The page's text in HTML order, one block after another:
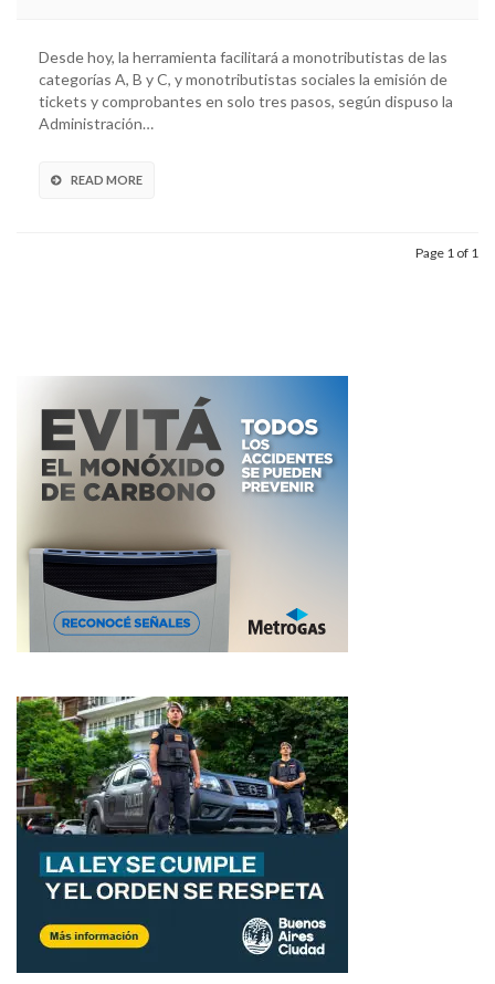
Desde hoy, la herramienta facilitará a monotributistas de las
categorías A, B y C, y monotributistas sociales la emisión de
tickets y comprobantes en solo tres pasos, según dispuso la
Administración…
READ MORE
Page 1 of 1